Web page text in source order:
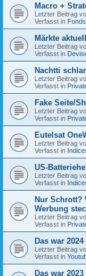
Macro +
Letzter Beitrag
Verfasst in
Märkte
Letzter Beitrag
Verfasst in
Nachtti
Letzter Beitrag
Verfasst in
Fake Seite/
Letzter Beitrag
Verfasst in
Eutelsat
Letzter Beitrag
Verfasst in
US-
Letzter Beitrag
Verfasst in
Nur Schrott?
Werbung
Letzter Beitrag
Verfasst in
Das war 2024
Letzter Beitrag
Verfasst in
Das war 2023